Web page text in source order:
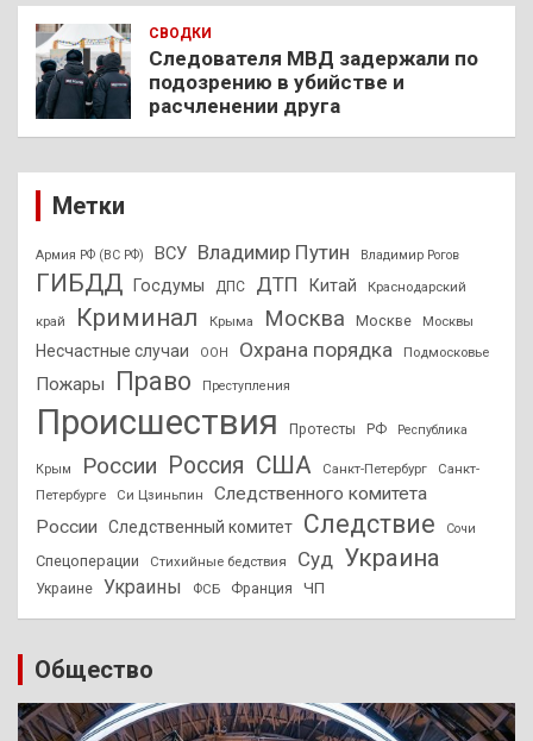
СВОДКИ
Следователя МВД задержали по
подозрению в убийстве и
расчленении друга
Метки
Армия РФ (ВС РФ) ВСУ Владимир Путин Владимир Рогов
ГИБДД Госдумы ДПС ДТП Китай Краснодарский
край Криминал Крыма Москва Москве Москвы
Несчастные случаи ООН Охрана порядка Подмосковье
Пожары Право Преступления
Происшествия Протесты РФ Республика
Крым России Россия США Санкт-Петербург
Санкт-
Петербурге
Си Цзиньпин
Следственного комитета
России
Следственный комитет Следствие Сочи
Спецоперации Стихийные бедствия Суд Украина
Украине Украины ФСБ Франция ЧП
Общество